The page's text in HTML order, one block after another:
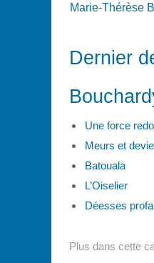
Marie-Thérèse
Dernier
Une force
Meurs et
Batouala
L’Oiselier
Déesses
Plus dans cette